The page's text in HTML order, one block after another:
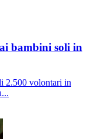
bambini soli in
2.500 volontari in